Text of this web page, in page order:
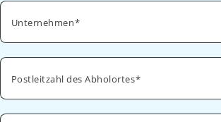
Unternehmen
Postleitzahl des Abholortes